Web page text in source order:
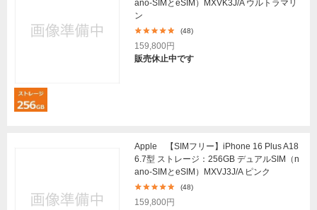
ano-SIMとeSIM）MXVK3J/A ウルトラマリ
ン
(48)
159,800円
販売休止中です
Apple 【SIMフリー】iPhone 16 Plus A18
6.7型 ストレージ：256GB デュアルSIM（n
ano-SIMとeSIM）MXVJ3J/A ピンク
(48)
159,800円